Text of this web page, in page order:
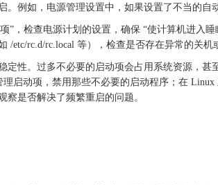
例如，电源管理设置中，如果设置了不当的自
”，检查电源计划的设置，确保 “使计算机进
/etc/rc.d/rc.local 等），检查是否存在异常的关机
定性。过多不必要的启动项会占用系统资源，
启动项，禁用那些不必要的启动程序；在
察是否解决了频繁重启的问题。